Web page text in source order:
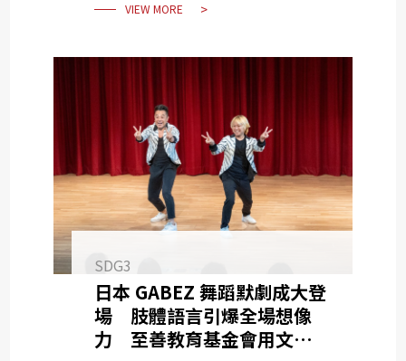
VIEW MORE
SDG3
日本 GABEZ 舞蹈默劇成大登
場 肢體語言引爆全場想像
力 至善教育基金會用文化交